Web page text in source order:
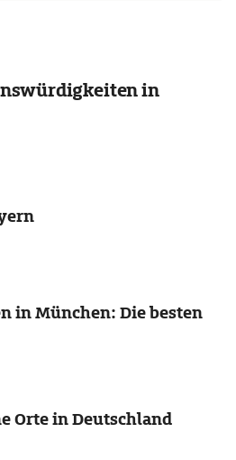
in
in München: Die besten
Orte in Deutschland